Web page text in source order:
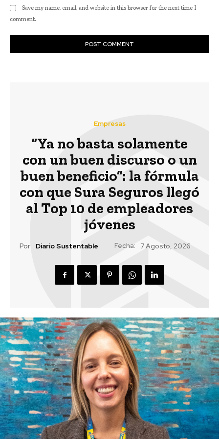
Save my name, email, and website in this browser for the next time I
comment.